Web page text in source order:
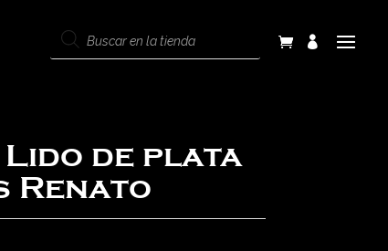
search
Lido de plata
Renato